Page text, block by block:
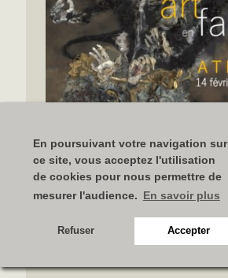
En poursuivant votre navigation sur
ce site, vous acceptez l'utilisation
de cookies pour nous permettre de
mesurer l'audience. En savoir plus
Refuser Accepter